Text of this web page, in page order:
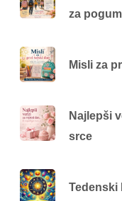
za
Misli za
Najlepši
srce
Tedenski